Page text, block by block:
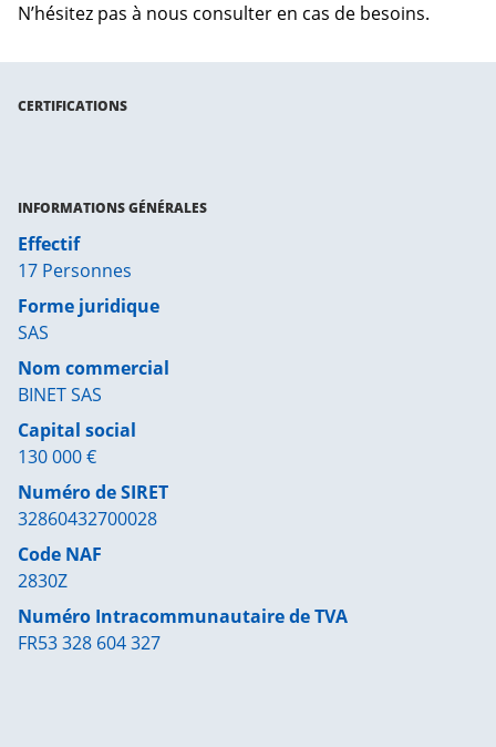
N’hésitez pas à nous consulter en cas de besoins.
CERTIFICATIONS
INFORMATIONS GÉNÉRALES
Effectif
17 Personnes
Forme juridique
SAS
Nom commercial
BINET SAS
Capital social
130 000 €
Numéro de SIRET
32860432700028
Code NAF
2830Z
Numéro Intracommunautaire de TVA
FR53 328 604 327